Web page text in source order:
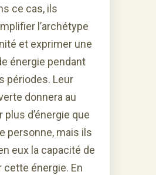
ce cas, ils
l’archétype
et exprimer une
énergie pendant
périodes. Leur
donnera au
plus d’énergie que
personne, mais ils
eux la capacité de
cette énergie. En